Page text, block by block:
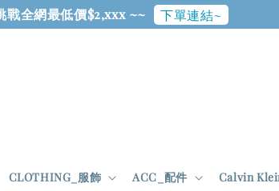
全網最低價$2,xxx ~~ 下單連結~
CLOTHING_服飾 ACC_配件 Calvin